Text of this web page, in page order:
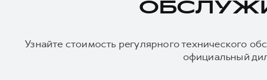
Узнайте стоимость регулярного технического
официальный